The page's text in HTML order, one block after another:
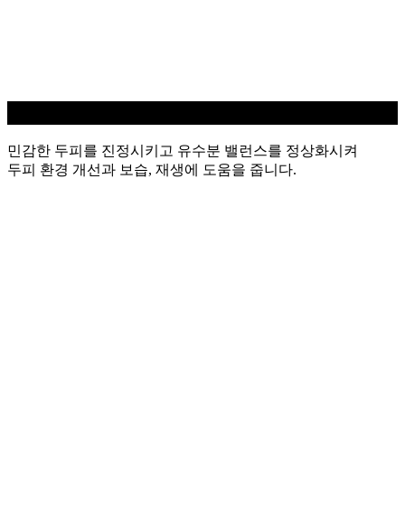
민감한 두피를 진정시키고 유수분 밸런스를 정상화시켜
두피 환경 개선과 보습, 재생에 도움을 줍니다.